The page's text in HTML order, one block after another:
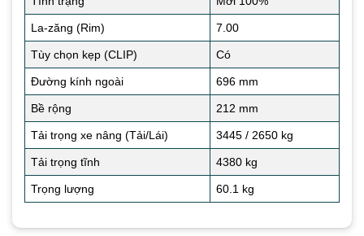
La-zăng (Rim) 7.00
Tùy chọn kẹp (CLIP) Có
Đường kính ngoài 696 mm
Bề rộng 212 mm
Tải trọng xe nâng (Tải/Lái) 3445 / 2650 kg
Tải trọng tĩnh 4380 kg
Trọng lượng 60.1 kg